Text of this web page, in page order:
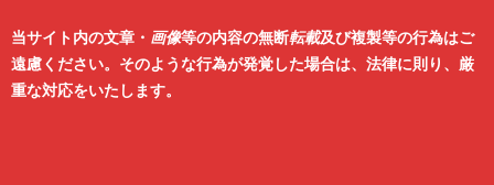
当サイト内の文章・ 画像等の内容の無断転載及び複製等の行為はご
遠慮ください。そのような行為が発覚した場合は、法律に則り、厳
重な対応をいたします。